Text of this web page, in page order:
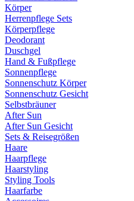
Körper
Herrenpflege Sets
Körperpflege
Deodorant
Duschgel
Hand & Fußpflege
Sonnenpflege
Sonnenschutz Körper
Sonnenschutz Gesicht
Selbstbräuner
After Sun
After Sun Gesicht
Sets & Reisegrößen
Haare
Haarpflege
Haarstyling
Styling Tools
Haarfarbe